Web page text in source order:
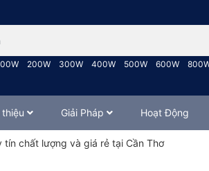
200W 300W 400W 500W 600W
thiệu Giải Pháp Hoạt Động
chất lượng và giá rẻ tại Cần Thơ